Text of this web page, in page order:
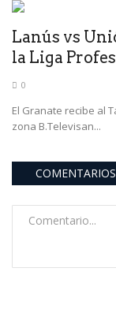
Lanús vs
la Liga
0
El Granate recibe al
zona B.Televisan...